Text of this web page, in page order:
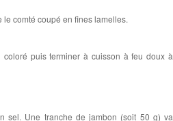
comté coupé en fines lamelles.
coloré puis terminer à cuisson à feu doux à
sel. Une tranche de jambon (soit 50 g) va